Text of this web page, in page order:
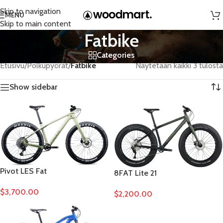
Skip to navigation
Skip to main content
MENU
Fatbike
Categories
Etusivu/Polkupyörät/Fatbike Näytetään kaikki 3 tulosta
Show sidebar
Pivot LES Fat
$3,700.00
8FAT Lite 21
$2,200.00